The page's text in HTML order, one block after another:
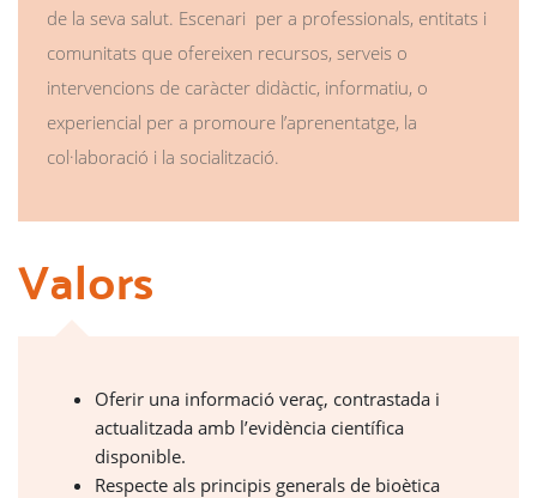
de la seva salut. Escenari per a professionals, entitats i
comunitats que ofereixen recursos, serveis o
intervencions de caràcter didàctic, informatiu, o
experiencial per a promoure l’aprenentatge, la
col·laboració i la socialització.
Valors
Oferir una informació veraç, contrastada i
actualitzada amb l’evidència científica
disponible.
Respecte als principis generals de bioètica